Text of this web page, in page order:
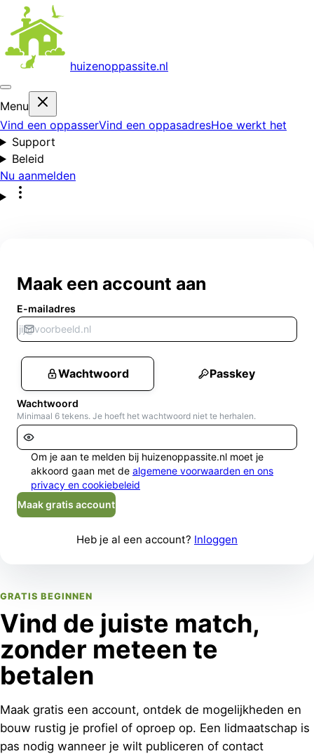
huizenoppassite.nl
Menu
Vind een oppasserVind een oppasadresHoe werkt het
Support
Beleid
Nu aanmelden
GRATIS BEGINNEN
Vind de juiste match,
zonder meteen te
betalen
Maak gratis een account, ontdek de mogelijkheden en
bouw rustig je profiel of oproep op. Een lidmaatschap is
pas nodig wanneer je wilt publiceren of contact
Maak een account aan
E-mailadres
Wachtwoord Passkey
Wachtwoord
Minimaal 6 tekens. Je hoeft het wachtwoord niet te herhalen.
Om je aan te melden bij huizenoppassite.nl moet je
akkoord gaan met de algemene voorwaarden en ons
privacy en cookiebeleid
Maak gratis account
Heb je al een account? Inloggen